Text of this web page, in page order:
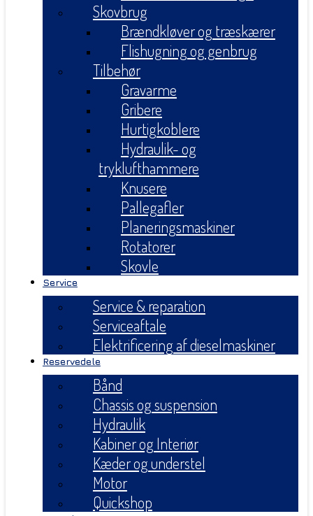
Skovbrug
Brændkløver og træskærer
Flishugning og genbrug
Tilbehør
Gravarme
Gribere
Hurtigkoblere
Hydraulik- og
tryklufthammere
Knusere
Pallegafler
Planeringsmaskiner
Rotatorer
Skovle
Service
Service & reparation
Serviceaftale
Elektrificering af dieselmaskiner
Reservedele
Bånd
Chassis og suspension
Hydraulik
Kabiner og Interiør
Kæder og understel
Motor
Quickshop